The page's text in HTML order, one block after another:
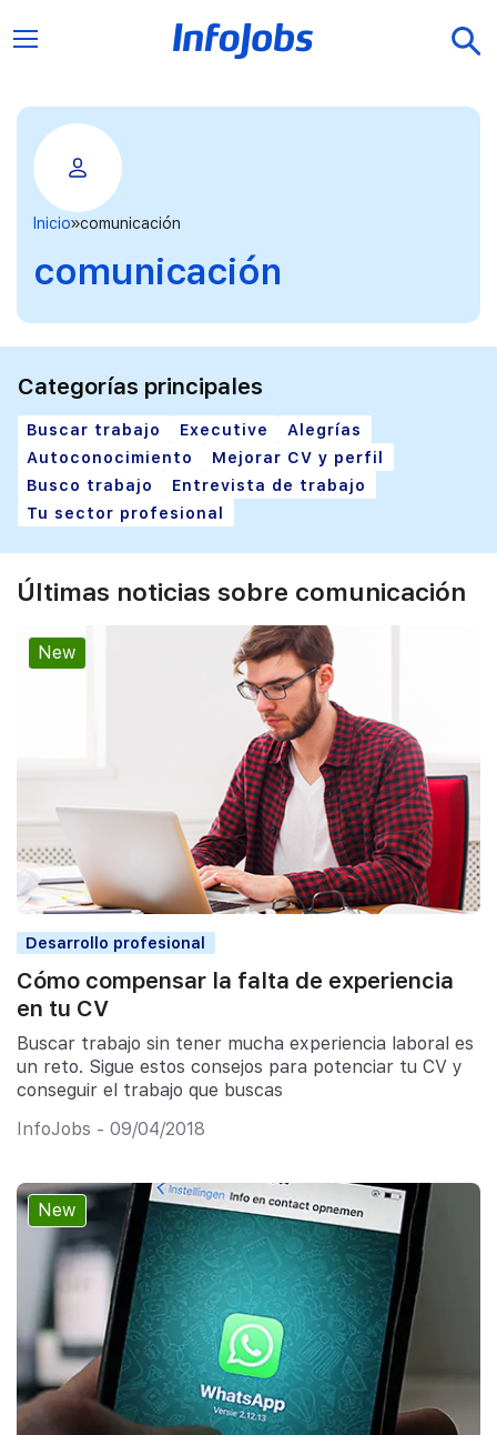
Inicio comunicación
comunicación
Categorías principales
Buscar trabajo Executive
Alegrías
Autoconocimiento
Mejorar CV y perfil
Busco trabajo
Entrevista de trabajo
Tu sector profesional
Últimas noticias sobre comunicación
New
Desarrollo profesional
Cómo compensar la falta de experiencia
en tu CV
Buscar trabajo sin tener mucha experiencia laboral es
un reto. Sigue estos consejos para potenciar tu CV y
conseguir el trabajo que buscas
InfoJobs - 09/04/2018
New